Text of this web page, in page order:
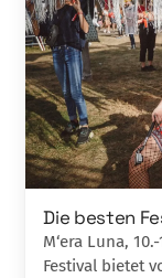
Die besten
M‘era Luna,
Festival bietet